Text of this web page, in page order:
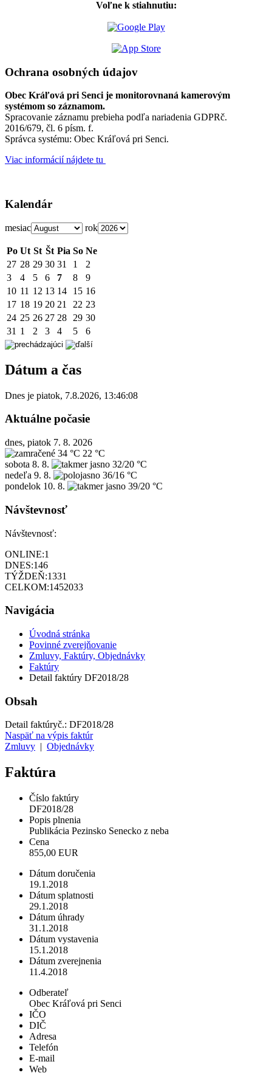
Voľne k stiahnutiu:
Ochrana osobných údajov
Obec Kráľová pri Senci je monitorovnaná kamerovým
systémom so záznamom.
Spracovanie záznamu prebieha podľa nariadenia GDPRč.
2016/679, čl. 6 písm. f.
Správca systému: Obec Kráľová pri Senci.
Viac informácií nájdete tu
Kalendár
mesiac rok
Po Ut St Št Pia So Ne
27 28 29 30 31 1
2
3
4 5 6 7 8
9
10 11 12 13 14 15 16
17 18 19 20 21 22 23
24 25 26 27 28 29 30
31 1 2 3 4 5 6
Dátum a čas
Dnes je piatok, 7.8.2026, 13:46:08
Aktuálne počasie
dnes, piatok 7. 8. 2026
34 °C 22 °C
sobota 8. 8.
32/20 °C
nedeľa 9. 8.
36/16 °C
pondelok 10. 8. 39/20 °C
Návštevnosť
Návštevnosť:
ONLINE:1
DNES:146
TÝŽDEŇ:1331
CELKOM:1452033
Navigácia
Úvodná stránka
Povinné zverejňovanie
Zmluvy, Faktúry, Objednávky
Faktúry
Detail faktúry DF2018/28
Obsah
Detail faktúryč.: DF2018/28
Naspäť na výpis faktúr
Zmluvy
Objednávky
Faktúra
Číslo faktúry
DF2018/28
Popis plnenia
Publikácia Pezinsko Senecko z neba
Cena
855,00 EUR
Dátum doručenia
19.1.2018
Dátum splatnosti
29.1.2018
Dátum úhrady
31.1.2018
Dátum vystavenia
15.1.2018
Dátum zverejnenia
11.4.2018
Odberateľ
Obec Kráľová pri Senci
IČO
DIČ
Adresa
Telefón
E-mail
Web